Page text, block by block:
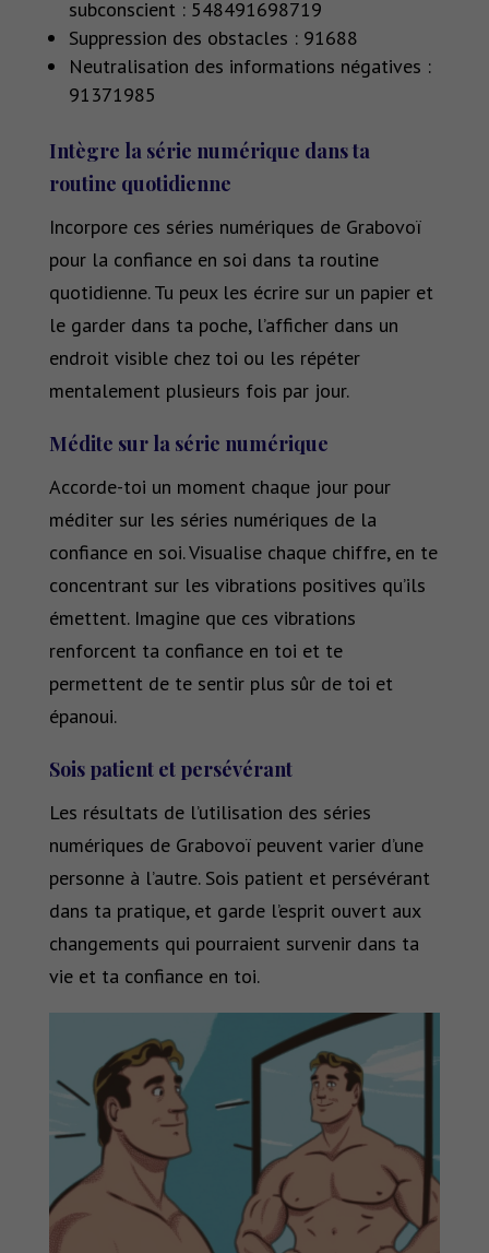
subconscient : 548491698719
Suppression des obstacles : 91688
Neutralisation des informations négatives :
91371985
Intègre la série numérique dans ta
routine quotidienne
Incorpore ces séries numériques de Grabovoï
pour la confiance en soi dans ta routine
quotidienne. Tu peux les écrire sur un papier et
le garder dans ta poche, l’afficher dans un
endroit visible chez toi ou les répéter
mentalement plusieurs fois par jour.
Médite sur la série numérique
Accorde-toi un moment chaque jour pour
méditer sur les séries numériques de la
confiance en soi. Visualise chaque chiffre, en te
concentrant sur les vibrations positives qu’ils
émettent. Imagine que ces vibrations
renforcent ta confiance en toi et te
permettent de te sentir plus sûr de toi et
épanoui.
Sois patient et persévérant
Les résultats de l’utilisation des séries
numériques de Grabovoï peuvent varier d’une
personne à l’autre. Sois patient et persévérant
dans ta pratique, et garde l’esprit ouvert aux
changements qui pourraient survenir dans ta
vie et ta confiance en toi.